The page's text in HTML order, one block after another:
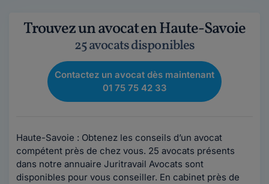
Trouvez un avocat en Haute-Savoie
25 avocats disponibles
Contactez un avocat dès maintenant
01 75 75 42 33
Haute-Savoie : Obtenez les conseils d’un avocat
compétent près de chez vous. 25 avocats présents
dans notre annuaire Juritravail Avocats sont
disponibles pour vous conseiller. En cabinet près de